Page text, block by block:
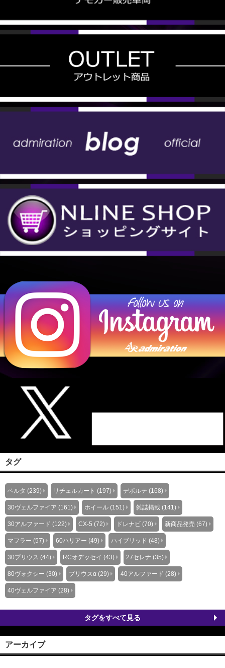
タグ
ベルタ (239) リチェルカート (197) デポルテ (168)
30ヴェルファイア (161) ホイール (151) 雑誌掲載 (141)
30アルファード (122) CX-5 (72) ドレナビ (70) 新商品発売 (67)
マフラー (57) 60ハリアー (49) ハイブリッド (48)
30プリウス (44) RCオデッセイ (43) 27セレナ (35)
80ヴォクシー (30) プリウスα (29) 40アルファード (28)
40ヴェルファイア (28)
タグをすべて見る
アーカイブ